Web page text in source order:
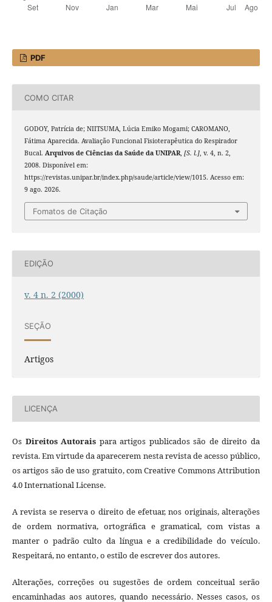
PDF
COMO CITAR
GODOY, Patrícia de; NIITSUMA, Lúcia Emiko Mogami; CAROMANO,
Fátima Aparecida. Avaliação Funcional Fisioterapêutica do Respirador
Bucal. Arquivos de Ciências da Saúde da UNIPAR, [S. l.], v. 4, n. 2,
2008. Disponível em:
https://revistas.unipar.br/index.php/saude/article/view/1015. Acesso em:
9 ago. 2026.
Fomatos de Citação
EDIÇÃO
v. 4 n. 2 (2000)
SEÇÃO
Artigos
LICENÇA
Os Direitos Autorais para artigos publicados são de direito da
revista. Em virtude da aparecerem nesta revista de acesso público,
os artigos são de uso gratuito, com Creative Commons Attribution
4.0 International License.
A revista se reserva o direito de efetuar, nos originais, alterações
de ordem normativa, ortográfica e gramatical, com vistas a
manter o padrão culto da língua e a credibilidade do veículo.
Respeitará, no entanto, o estilo de escrever dos autores.
Alterações, correções ou sugestões de ordem conceitual serão
encaminhadas aos autores, quando necessário. Nesses casos, os